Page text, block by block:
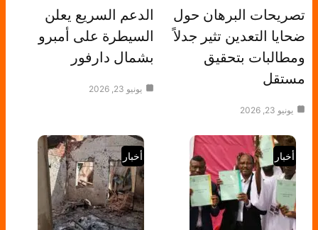
تصريحات البرهان حول
ضحايا التعدين تثير جدلاً
ومطالبات بتحقيق
مستقل
يونيو 23, 2026
الدعم السريع يعلن
السيطرة على أمبرو
بشمال دارفور
يونيو 23, 2026
أخبار أخبار